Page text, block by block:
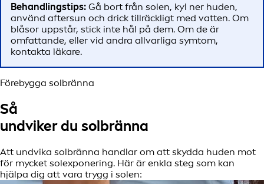
Behandlingstips: Gå bort från solen, kyl ner huden,
använd aftersun och drick tillräckligt med vatten. Om
blåsor uppstår, stick inte hål på dem. Om de är
omfattande, eller vid andra allvarliga symtom,
kontakta läkare.
Förebygga solbränna
Så
undviker du solbränna
Att undvika solbränna handlar om att skydda huden mot
för mycket solexponering. Här är enkla steg som kan
hjälpa dig att vara trygg i solen: